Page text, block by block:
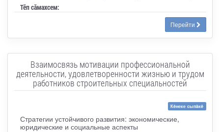
Тӗп сӑмахсем:
Перейти
Взаимосвязь мотивации профессиональной
деятельности, удовлетворенности жизнью и трудом
работников строительных специальностей
Кĕнеке сыпăкĕ
Стратегии устойчивого развития: экономические,
юридические и социальные аспекты